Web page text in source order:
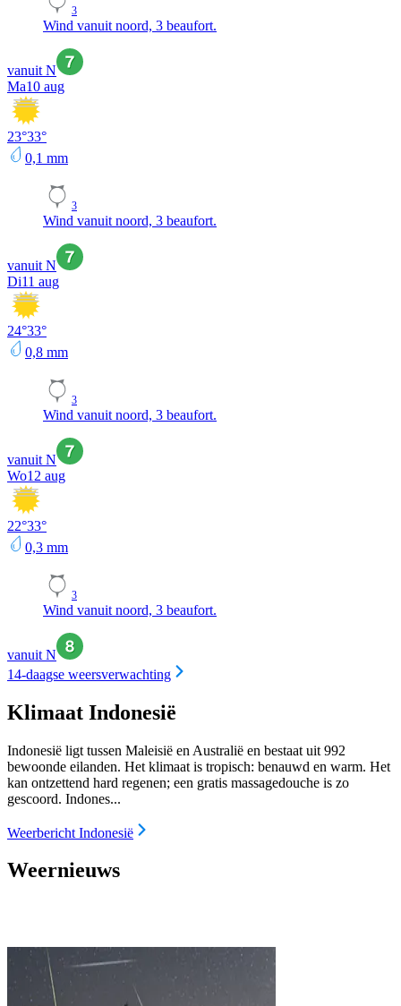
3
Wind vanuit noord, 3 beaufort.
vanuit N
Ma10 aug
23°33°
0,1 mm
3
Wind vanuit noord, 3 beaufort.
vanuit N
Di11 aug
24°33°
0,8 mm
3
Wind vanuit noord, 3 beaufort.
vanuit N
Wo12 aug
22°33°
0,3 mm
3
Wind vanuit noord, 3 beaufort.
vanuit N
14-daagse weersverwachting
Klimaat Indonesië
Indonesië ligt tussen Maleisië en Australië en bestaat uit 992
bewoonde eilanden. Het klimaat is tropisch: benauwd en warm. Het
kan ontzettend hard regenen; een gratis massagedouche is zo
gescoord. Indones...
Weerbericht Indonesië
Weernieuws